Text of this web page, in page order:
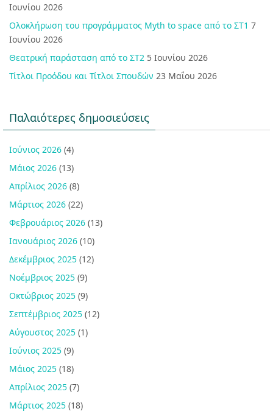
Ιουνίου 2026
Ολοκλήρωση του προγράμματος Myth to space από το ΣΤ1 7
Ιουνίου 2026
Θεατρική παράσταση από το ΣΤ2 5 Ιουνίου 2026
Τίτλοι Προόδου και Τίτλοι Σπουδών 23 Μαΐου 2026
Παλαιότερες δημοσιεύσεις
Ιούνιος 2026 (4)
Μάιος 2026 (13)
Απρίλιος 2026 (8)
Μάρτιος 2026 (22)
Φεβρουάριος 2026 (13)
Ιανουάριος 2026 (10)
Δεκέμβριος 2025 (12)
Νοέμβριος 2025 (9)
Οκτώβριος 2025 (9)
Σεπτέμβριος 2025 (12)
Αύγουστος 2025 (1)
Ιούνιος 2025 (9)
Μάιος 2025 (18)
Απρίλιος 2025 (7)
Μάρτιος 2025 (18)